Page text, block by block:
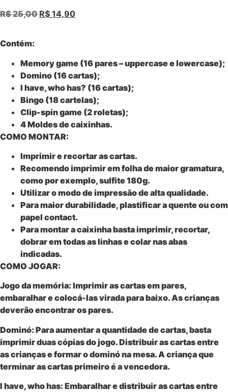
R$25,00 R$ 14,90
Contém:
Memory game (16 pares – uppercase e lowercase);
Domino (16 cartas);
I have, who has? (16 cartas);
Bingo (18 cartelas);
Clip-spin game (2 roletas);
4 Moldes de caixinhas.
COMO MONTAR:
Imprimir e recortar as cartas.
Recomendo imprimir em folha de maior gramatura,
como por exemplo, sulfite 180g.
Utilizar o modo de impressão de alta qualidade.
Para maior durabilidade, plastificar a quente ou com
papel contact.
Para montar a caixinha basta imprimir, recortar,
dobrar em todas as linhas e colar nas abas
indicadas.
COMO JOGAR:
Jogo da memória: Imprimir as cartas em pares,
embaralhar e colocá-las virada para baixo. As crianças
deverão encontrar os pares.
Dominó: Para aumentar a quantidade de cartas, basta
imprimir duas cópias do jogo. Distribuir as cartas entre
as crianças e formar o dominó na mesa. A criança que
terminar as cartas primeiro é a vencedora.
I have, who has: Embaralhar e distribuir as cartas entre